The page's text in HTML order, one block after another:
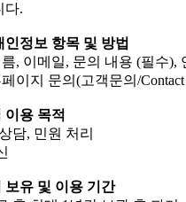
다.
인정보 항목 및 방법
, 이메일, 문의 내용 (필수),
이지 문의(고객문의/Contact
이용 목적
담, 민원 처리
보유 및 이용 기간